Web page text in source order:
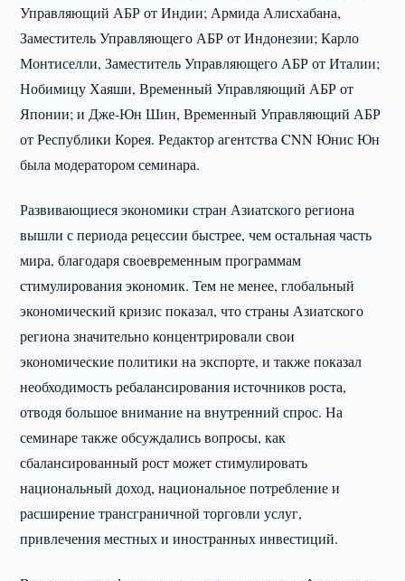
Управляющий АБР от Индии; Армида Алисхабана,
Заместитель Управляющего АБР от Индонезии; Карло
Монтиселли, Заместитель Управляющего АБР от Италии;
Нобимицу Хаяши, Временный Управляющий АБР от
Японии; и Дже-Юн Шин, Временный Управляющий АБР
от Республики Корея. Редактор агентства CNN Юнис Юн
была модератором семинара.
Развивающиеся экономики стран Азиатского региона
вышли с периода рецессии быстрее, чем остальная часть
мира, благодаря своевременным программам
стимулирования экономик. Тем не менее, глобальный
экономический кризис показал, что страны Азиатского
региона значительно концентрировали свои
экономические политики на экспорте, и также показал
необходимость ребалансирования источников роста,
отводя большое внимание на внутренний спрос. На
семинаре также обсуждались вопросы, как
сбалансированный рост может стимулировать
национальный доход, национальное потребление и
расширение трансграничной торговли услуг,
привлечения местных и иностранных инвестиций.